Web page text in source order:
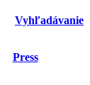
Vyhľadávanie
Press